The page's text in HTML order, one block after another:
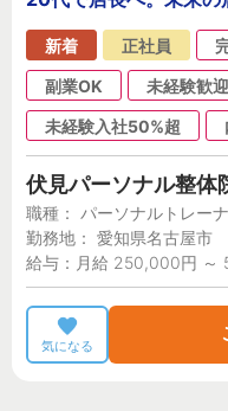
新着 正社員
副業OK
未経験歓迎
未経験入社50%超
伏見パーソナル整体
職種： パーソナルトレー
勤務地： 愛知県名古屋市
給与：月給 250,000円 ～
気になる